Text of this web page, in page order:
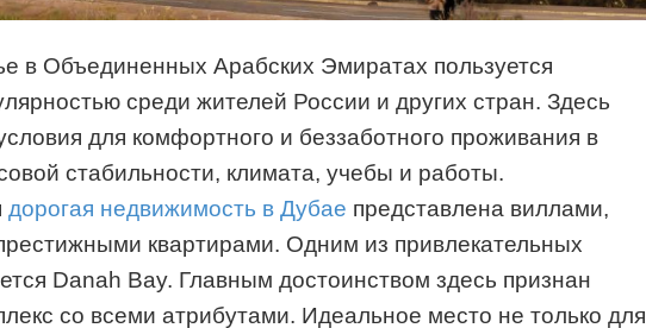
в Объединенных Арабских Эмиратах пользуется
среди жителей России и других стран. Здесь
для комфортного и беззаботного проживания в
стабильности, климата, учебы и работы.
дорогая недвижимость в Дубае представлена виллами,
квартирами. Одним из привлекательных
Danah Bay. Главным достоинством здесь признан
со всеми атрибутами. Идеальное место не только для